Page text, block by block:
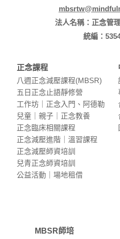
法人名稱：正念管
統編：
正念課程
八週正念減壓課程(MBSR)
五⽇正念⽌語靜修營
⼯作坊｜正念入門、阿德勒
兒童｜親⼦｜正念教養
正念臨床相關課程
正念減壓進階｜溫習課程
正念減壓師資培訓
兒青正念師資培訓
公益活動｜場地租借
MBSR師培